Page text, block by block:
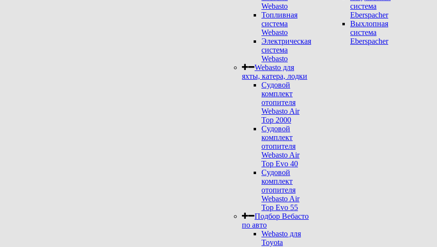
Webasto
Топливная
система
Webasto
Электрическая
система
Webasto
Webasto для
яхты, катера, лодки
Судовой
комплект
отопителя
Webasto Air
Top 2000
Судовой
комплект
отопителя
Webasto Air
Top Evo 40
Судовой
комплект
отопителя
Webasto Air
Top Evo 55
Подбор Вебасто
по авто
Webasto для
Toyota
система
Eberspacher
Выхлопная
система
Eberspacher